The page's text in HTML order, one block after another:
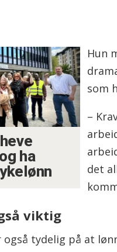
ha
Hun
som
–
det
viktig
også tydelig på at